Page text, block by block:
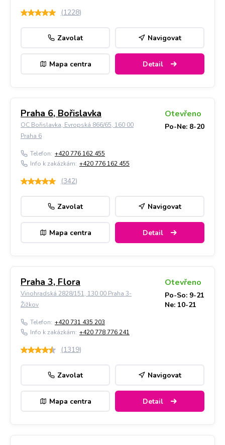
(1228)
Zavolat Navigovat
Mapa centra Detail
Praha 6, Bořislavka
OC Bořislavka, Evropská 866/65, 160 00
Praha 6
Otevřeno
Po-Ne: 8-20
Telefon: +420 776 162 455
Info k zakázkám: +420 776 162 455
(342)
Zavolat Navigovat
Mapa centra Detail
Praha 3, Flora
Vinohradská 2828/151, 130 00 Praha 3-
Žižkov
Otevřeno
Po-So: 9-21
Ne: 10-21
Telefon: +420 731 435 203
Info k zakázkám: +420 778 776 241
(1319)
Zavolat Navigovat
Mapa centra Detail